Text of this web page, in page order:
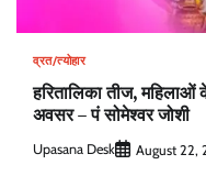
व्रत/त्योहार
हरितालिका तीज, महिलाओं
अवसर – पं सोमेश्वर जोशी
Upasana Desk August 22,